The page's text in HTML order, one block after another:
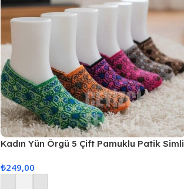
Kadın Yün Örgü 5 Çift Pamuklu Patik Simli
₺249,00